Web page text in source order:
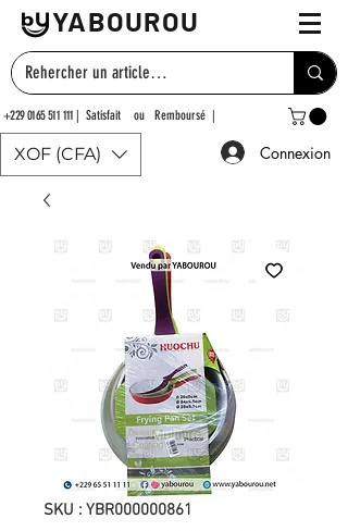
YABOUROU
+229 0165 511 111 | Satisfait ou Remboursé |
XOF (CFA) Connexion
SKU : YBR000000861